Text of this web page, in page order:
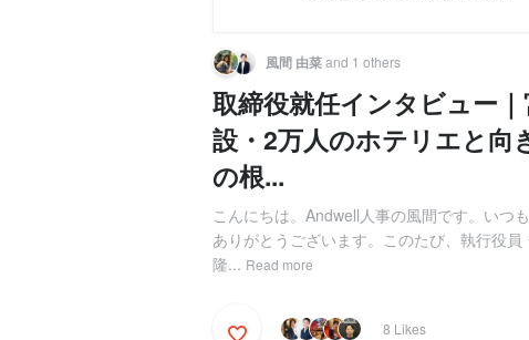
風間 由菜and 1 others
取締役就任インタビュー
設・2万人のホテリエと向
の根...
こんにちは。Andwell人事の風間です。いつ
ありがとうございます。このたび、執行役
隆... Read more
8 Likes